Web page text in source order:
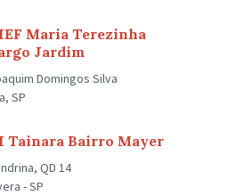
Maria Terezinha
Jardim
Domingos Silva
SP
Tainara Bairro Mayer
QD 14
- SP